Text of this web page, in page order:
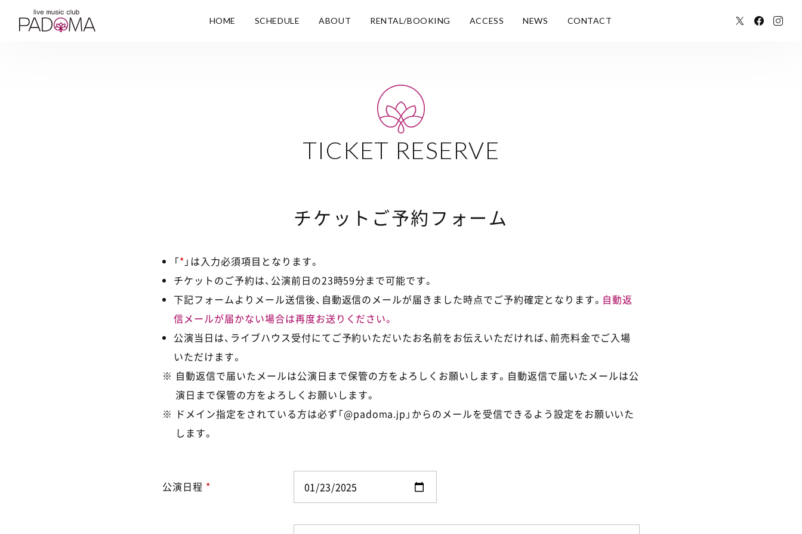
HOME SCHEDULE ABOUT RENTAL/BOOKING ACCESS NEWS CONTACT
TICKET RESERVE
チケットご予約フォーム
「* 」は入力必須項目となります。
チケットのご予約は、公演前日の23時59分まで可能です。
下記フォームよりメール送信後、自動返信のメールが届きました時点でご予約確定となります。 自動返
信メールが届かない場合は再度お送りください。
公演当日は、ライブハウス受付にてご予約いただいたお名前をお伝えいただければ、前売料金でご入場
いただけます。
自動返信で届いたメールは公演日まで保管の方をよろしくお願いします。自動返信で届いたメールは公
演日まで保管の方をよろしくお願いします。
ドメイン指定をされている方は必ず「@padoma.jp」からのメールを受信できるよう設定をお願いいた
します。
公演日程 *